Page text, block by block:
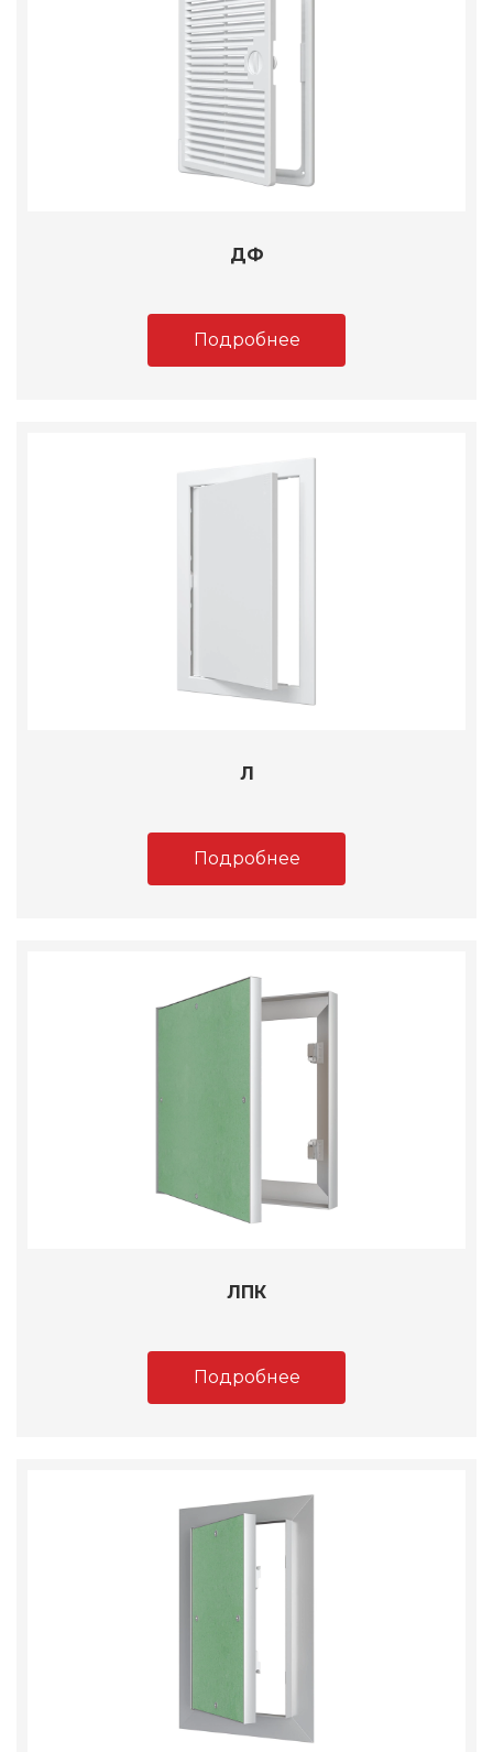
ДФ
Подробнее
Л
Подробнее
ЛПК
Подробнее